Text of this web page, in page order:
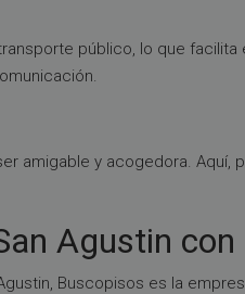
público, lo que
amigable y acogedora.
Agustin
Buscopisos es la